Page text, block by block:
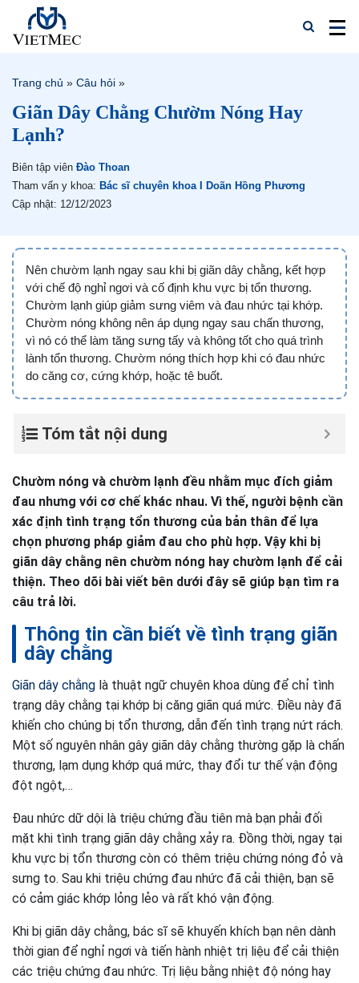
Trang chủ » Câu hỏi »
Giãn Dây Chằng Chườm Nóng Hay
Lạnh?
Biên tập viên Đào Thoan
Tham vấn y khoa: Bác sĩ chuyên khoa I Doãn Hồng Phương
Cập nhật: 12/12/2023
Nên chườm lạnh ngay sau khi bị giãn dây chằng, kết hợp
với chế độ nghỉ ngơi và cố định khu vực bị tổn thương.
Chườm lạnh giúp giảm sưng viêm và đau nhức tại khớp.
Chườm nóng không nên áp dụng ngay sau chấn thương,
vì nó có thể làm tăng sưng tấy và không tốt cho quá trình
lành tổn thương. Chườm nóng thích hợp khi có đau nhức
do căng cơ, cứng khớp, hoặc tê buốt.
Tóm tắt nội dung
Chườm nóng và chườm lạnh đều nhằm mục đích giảm
đau nhưng với cơ chế khác nhau. Vì thế, người bệnh cần
xác định tình trạng tổn thương của bản thân để lựa
chọn phương pháp giảm đau cho phù hợp. Vậy khi bị
giãn dây chằng nên chườm nóng hay chườm lạnh để cải
thiện. Theo dõi bài viết bên dưới đây sẽ giúp bạn tìm ra
câu trả lời.
Thông tin cần biết về tình trạng giãn
dây chằng
Giãn dây chằng là thuật ngữ chuyên khoa dùng để chỉ tình
trạng dây chằng tại khớp bị căng giãn quá mức. Điều này đã
khiến cho chúng bị tổn thương, dẫn đến tình trạng nứt rách.
Một số nguyên nhân gây giãn dây chằng thường gặp là chấn
thương, lạm dụng khớp quá mức, thay đổi tư thế vận động
đột ngột,…
Đau nhức dữ dội là triệu chứng đầu tiên mà bạn phải đối
mặt khi tình trạng giãn dây chằng xảy ra. Đồng thời, ngay tại
khu vực bị tổn thương còn có thêm triệu chứng nóng đỏ và
sưng to. Sau khi triệu chứng đau nhức đã cải thiện, bạn sẽ
có cảm giác khớp lỏng lẻo và rất khó vận động.
Khi bị giãn dây chằng, bác sĩ sẽ khuyến khích bạn nên dành
thời gian để nghỉ ngơi và tiến hành nhiệt trị liệu để cải thiện
các triệu chứng đau nhức. Trị liệu bằng nhiệt độ nóng hay